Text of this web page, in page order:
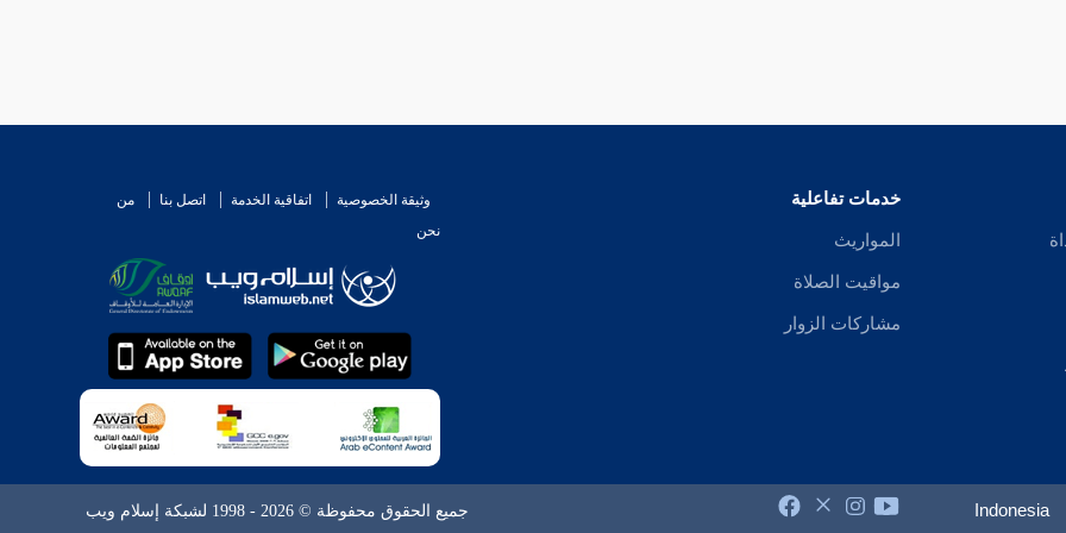
خدمات تفاعلية
المواريث
مواقيت الصلاة
مشاركات الزوار
وثيقة الخصوصية اتفاقية الخدمة اتصل بنا
من
نحن
Indonesia جميع الحقوق محفوظة © 2026 - 1998 لشبكة إسلام ويب